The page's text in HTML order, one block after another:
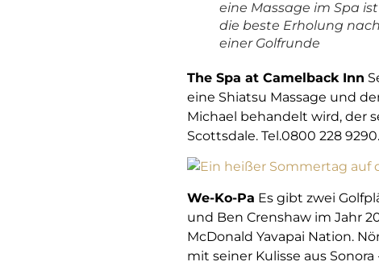
eine Massage im Spa ist
die beste Erholung nach
einer Golfrunde
The Spa at Camelback Inn
eine Shiatsu Massage und
Michael behandelt wird, der
Scottsdale. Tel.0800 228 9290.
We-Ko-Pa Es gibt zwei
und Ben Crenshaw im Jahr
McDonald Yavapai Nation.
mit seiner Kulisse aus Sonora